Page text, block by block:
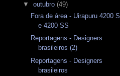
▼ outubro (49)
Fora de área - Uirapuru 4200 S
e 4200 SS
Reportagens - Designers
brasileiros (2)
Reportagens - Designers
brasileiros